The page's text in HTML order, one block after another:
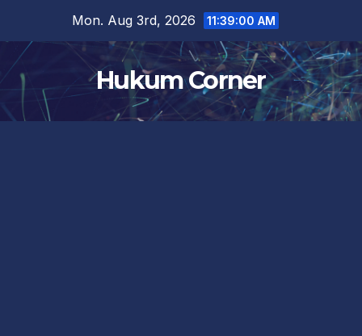
content
Mon. Aug 3rd, 2026 11:39:01 AM
Hukum Corner